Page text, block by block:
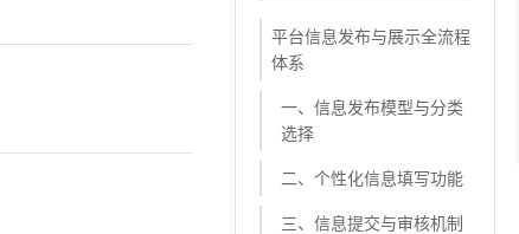
平台信息发布与展示全流程
体系
一、信息发布模型与分类
选择
二、个性化信息填写功能
三、信息提交与审核机制